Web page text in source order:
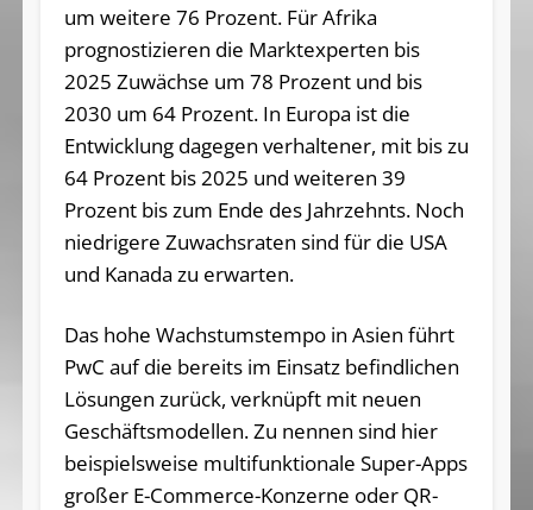
um weitere 76 Prozent. Für Afrika
prognostizieren die Marktexperten bis
2025 Zuwächse um 78 Prozent und bis
2030 um 64 Prozent. In Europa ist die
Entwicklung dagegen verhaltener, mit bis zu
64 Prozent bis 2025 und weiteren 39
Prozent bis zum Ende des Jahrzehnts. Noch
niedrigere Zuwachsraten sind für die USA
und Kanada zu erwarten.
Das hohe Wachstumstempo in Asien führt
PwC auf die bereits im Einsatz befindlichen
Lösungen zurück, verknüpft mit neuen
Geschäftsmodellen. Zu nennen sind hier
beispielsweise multifunktionale Super-Apps
großer E-Commerce-Konzerne oder QR-